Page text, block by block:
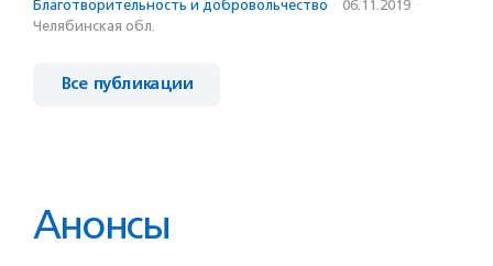
Благотвори­тель­ность и доброволь­чест­во · 06.11.2019 ·
Челябинская обл.
Все публикации
Анонсы